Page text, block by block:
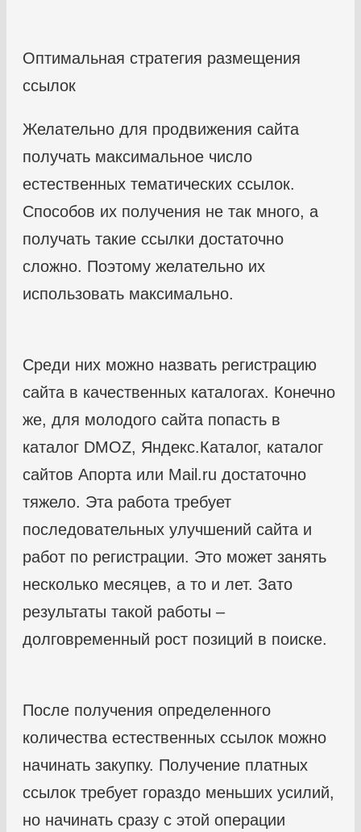
Оптимальная стратегия размещения
ссылок
Желательно для продвижения сайта
получать максимальное число
естественных тематических ссылок.
Способов их получения не так много, а
получать такие ссылки достаточно
сложно. Поэтому желательно их
использовать максимально.
Среди них можно назвать регистрацию
сайта в качественных каталогах. Конечно
же, для молодого сайта попасть в
каталог DMOZ, Яндекс.Каталог, каталог
сайтов Апорта или Mail.ru достаточно
тяжело. Эта работа требует
последовательных улучшений сайта и
работ по регистрации. Это может занять
несколько месяцев, а то и лет. Зато
результаты такой работы –
долговременный рост позиций в поиске.
После получения определенного
количества естественных ссылок можно
начинать закупку. Получение платных
ссылок требует гораздо меньших усилий,
но начинать сразу с этой операции